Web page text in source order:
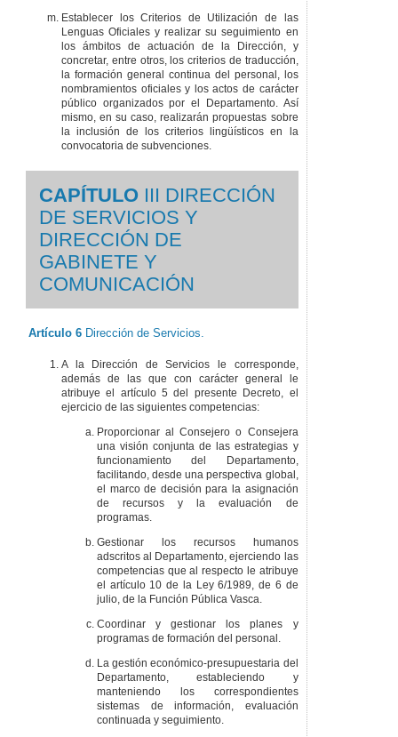
Establecer los Criterios de Utilización de las
Lenguas Oficiales y realizar su seguimiento en
los ámbitos de actuación de la Dirección, y
concretar, entre otros, los criterios de traducción,
la formación general continua del personal, los
nombramientos oficiales y los actos de carácter
público organizados por el Departamento. Así
mismo, en su caso, realizarán propuestas sobre
la inclusión de los criterios lingüísticos en la
convocatoria de subvenciones.
CAPÍTULO III DIRECCIÓN
DE SERVICIOS Y
DIRECCIÓN DE
GABINETE Y
COMUNICACIÓN
Artículo 6 Dirección de Servicios.
A la Dirección de Servicios le corresponde,
además de las que con carácter general le
atribuye el artículo 5 del presente Decreto, el
ejercicio de las siguientes competencias:
Proporcionar al Consejero o Consejera
una visión conjunta de las estrategias y
funcionamiento del Departamento,
facilitando, desde una perspectiva global,
el marco de decisión para la asignación
de recursos y la evaluación de
programas.
Gestionar los recursos humanos
adscritos al Departamento, ejerciendo las
competencias que al respecto le atribuye
el artículo 10 de la Ley 6/1989, de 6 de
julio, de la Función Pública Vasca.
Coordinar y gestionar los planes y
programas de formación del personal.
La gestión económico-presupuestaria del
Departamento, estableciendo y
manteniendo los correspondientes
sistemas de información, evaluación
continuada y seguimiento.